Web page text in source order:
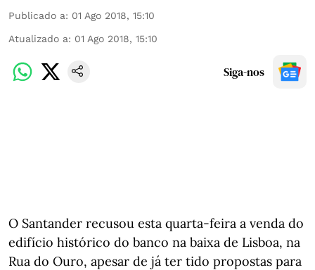
Publicado a: 01 Ago 2018, 15:10
Atualizado a: 01 Ago 2018, 15:10
Siga-nos
O Santander recusou esta quarta-feira a venda do
edifício histórico do banco na baixa de Lisboa, na
Rua do Ouro, apesar de já ter tido propostas para